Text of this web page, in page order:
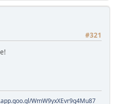
#321
WmW9yxXEvr9g4Mu87